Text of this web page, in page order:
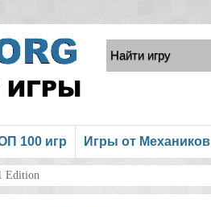
100 игр Игры от Механиков
Edition